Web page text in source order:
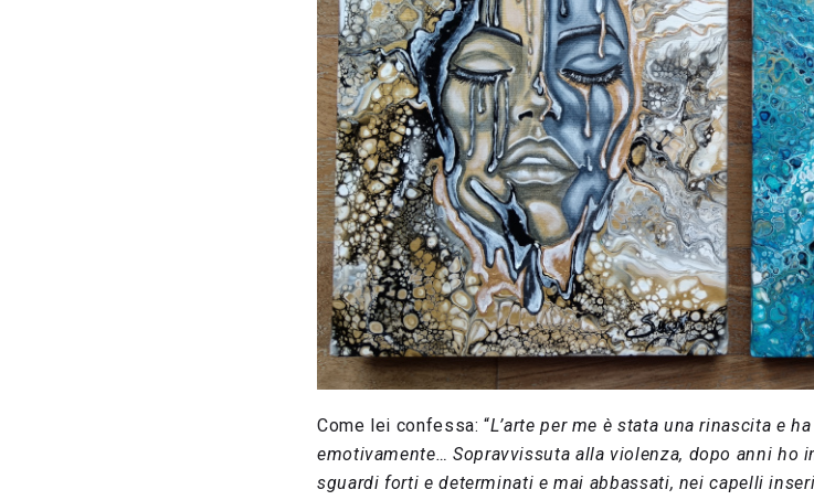
Come lei confessa: “L’arte per me è stata una rinascita e
emotivamente… Sopravvissuta alla violenza, dopo anni ho
sguardi forti e determinati e mai abbassati, nei capelli